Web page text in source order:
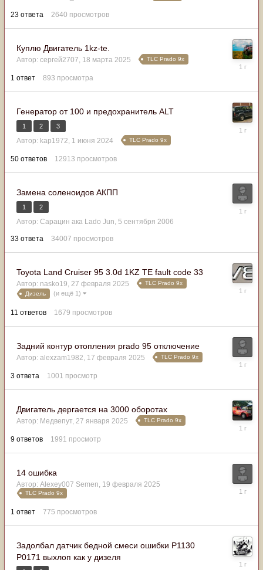
23 ответа 2640 просмотров
Куплю Двигатель 1kz-te.
Автор: сергей2707, 18 марта 2025 TLC Prado 9x
1 ответ 893 просмотра
18
Генератор от 100 и предохранитель ALT
1 2 3
Автор: kap1972, 1 июня 2024 TLC Prado 9x
50 ответов 12913 просмотров
18
Замена соленоидов АКПП
1 2
Автор: Сарацин ака Lado Jun, 5 сентября 2006
33 ответа 34007 просмотров
Toyota Land Cruiser 95 3.0d 1KZ TE fault code 33
Автор: nasko19, 27 февраля 2025
TLC Prado 9x
Дизель
(и ещё 1)
11 ответов 1679 просмотров
Задний контур отопления prado 95 отключение
Автор: alexzam1982, 17 февраля 2025 TLC Prado 9x
3 ответа 1001 просмотр
25
Двигатель дергается на 3000 оборотах
Автор: Медвепут, 27 января 2025 TLC Prado 9x
9 ответов 1991 просмотр
23
14 ошибка
Автор: Alexey007 Semen, 19 февраля 2025
TLC Prado 9x
1 ответ 775 просмотров
19
Задолбал датчик бедной смеси ошибки Р1130
Р0171 выхлоп как у дизеля
16